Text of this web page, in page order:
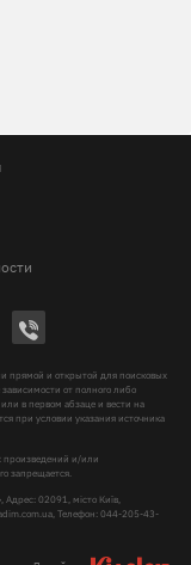
прямой и открытой для поисковых
от полного либо
в первом абзаце и вести на
при условии указания источника
произведений и/или
запрещается.
02091, місто Київ,
, Телефон: 044-205-43-